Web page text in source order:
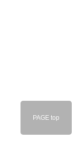
PAGE top